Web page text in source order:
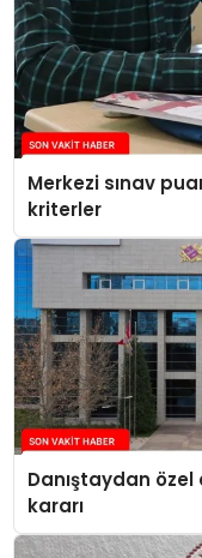
Merkezi sınav
kriterler
Danıştaydan özel
kararı